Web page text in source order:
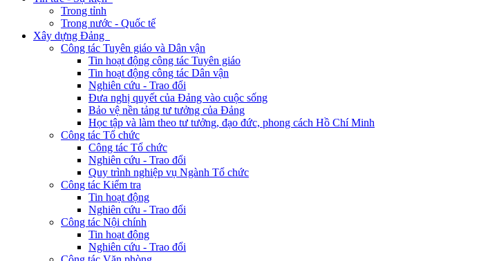
Trong tỉnh
Trong nước - Quốc tế
Xây dựng Đảng
Công tác Tuyên giáo và Dân vận
Tin hoạt động công tác Tuyên giáo
Tin hoạt động công tác Dân vận
Nghiên cứu - Trao đổi
Đưa nghị quyết của Đảng vào cuộc sống
Bảo vệ nền tảng tư tưởng của Đảng
Học tập và làm theo tư tưởng, đạo đức, phong cách Hồ Chí Minh
Công tác Tổ chức
Công tác Tổ chức
Nghiên cứu - Trao đổi
Quy trình nghiệp vụ Ngành Tổ chức
Công tác Kiểm tra
Tin hoạt động
Nghiên cứu - Trao đổi
Công tác Nội chính
Tin hoạt động
Nghiên cứu - Trao đổi